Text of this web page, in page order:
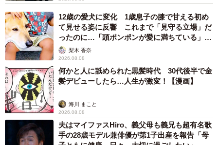
12歳の愛犬に変化 1歳息子の膝で甘える初め
て見せる姿に反響 これまで「見守る立場」だ
ったのに…「頭ポンポンが愛に満ちている」
「尊…」
梨木 香奈
2026.08.08
何かと人に舐められた黒髪時代 30代後半で金
髪デビューしたら…人生が激変！【漫画】
海川 まこと
2026.08.08
夫はマイファスHiro、義父母も義兄も超有名歌
手の28歳モデル兼俳優が第1子出産を報告「母